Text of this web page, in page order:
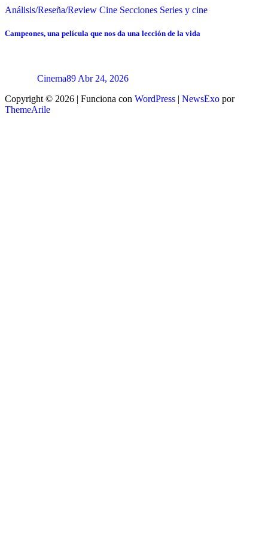
Análisis/Reseña/Review Cine Secciones Series y cine
Campeones, una película que nos da una lección de la vida
Cinema89 Abr 24, 2026
Copyright © 2026 | Funciona con WordPress | NewsExo por
ThemeArile